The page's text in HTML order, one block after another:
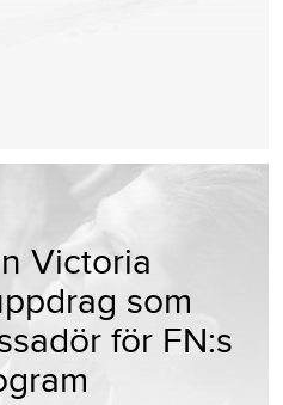
Victoria
som
för FN:s